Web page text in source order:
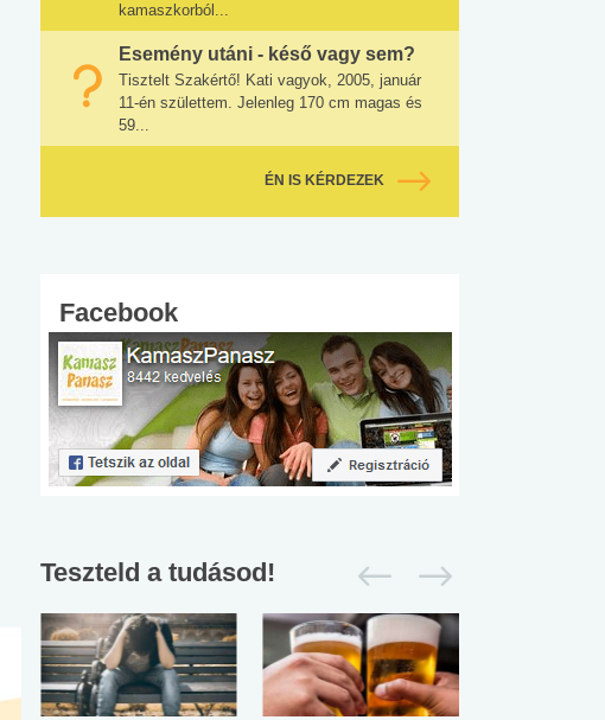
kamaszkorból...
Esemény utáni - késő vagy sem?
Tisztelt Szakértő! Kati vagyok, 2005, január
11-én születtem. Jelenleg 170 cm magas és
59...
ÉN IS KÉRDEZEK
Facebook
Teszteld a tudásod!